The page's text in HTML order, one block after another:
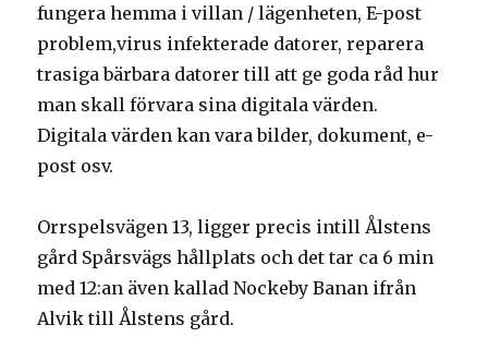
fungera hemma i villan / lägenheten, E-post
problem,virus infekterade datorer, reparera
trasiga bärbara datorer till att ge goda råd hur
man skall förvara sina digitala värden.
Digitala värden kan vara bilder, dokument, e-
post osv.
Orrspelsvägen 13, ligger precis intill Ålstens
gård Spårsvägs hållplats och det tar ca 6 min
med 12:an även kallad Nockeby Banan ifrån
Alvik till Ålstens gård.